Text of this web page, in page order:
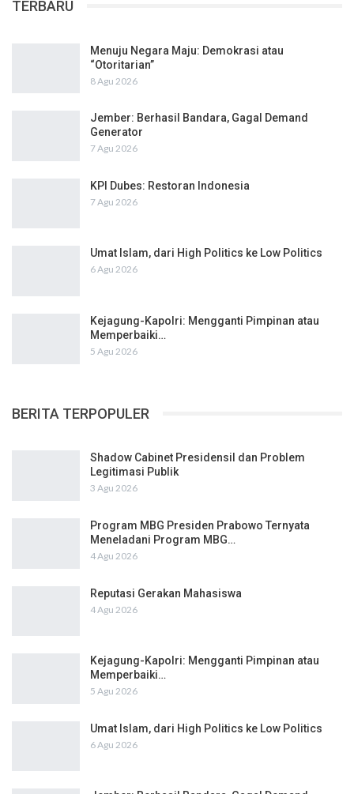
TERBARU
Menuju Negara Maju: Demokrasi atau
“Otoritarian”
8 Agu 2026
Jember: Berhasil Bandara, Gagal Demand
Generator
7 Agu 2026
KPI Dubes: Restoran Indonesia
7 Agu 2026
Umat Islam, dari High Politics ke Low Politics
6 Agu 2026
Kejagung-Kapolri: Mengganti Pimpinan atau
Memperbaiki…
5 Agu 2026
BERITA TERPOPULER
Shadow Cabinet Presidensil dan Problem
Legitimasi Publik
3 Agu 2026
Program MBG Presiden Prabowo Ternyata
Meneladani Program MBG…
4 Agu 2026
Reputasi Gerakan Mahasiswa
4 Agu 2026
Kejagung-Kapolri: Mengganti Pimpinan atau
Memperbaiki…
5 Agu 2026
Umat Islam, dari High Politics ke Low Politics
6 Agu 2026